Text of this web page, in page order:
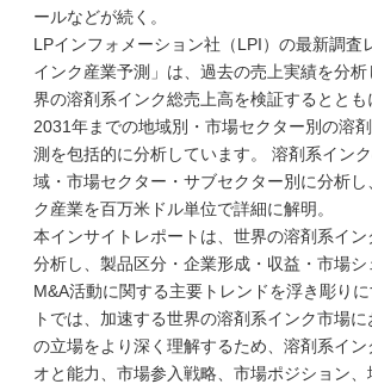
ールなどが続く。
LPインフォメーション社（LPI）の最新調査
インク産業予測」は、過去の売上実績を分
界の溶剤系インク総売上高を検証するととも
2031年までの地域別・市場セクター別の溶
測を包括的に分析しています。 溶剤系イン
域・市場セクター・サブセクター別に分析
ク産業を百万米ドル単位で詳細に解明。
本インサイトレポートは、世界の溶剤系イン
分析し、製品区分・企業形成・収益・市場シ
M&A活動に関する主要トレンドを浮き彫り
トでは、加速する世界の溶剤系インク市場
の立場をより深く理解するため、溶剤系イン
オと能力、市場参入戦略、市場ポジション